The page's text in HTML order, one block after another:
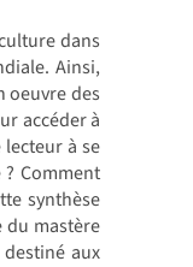
dans
Ainsi,
oeuvre des
accéder à
à se
Comment
synthèse
du mastère
aux